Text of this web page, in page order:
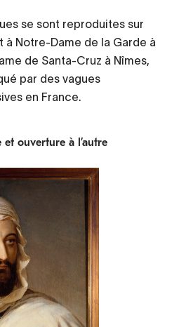
se sont reproduites sur
à Notre-Dame de la Garde à
de Santa-Cruz à Nîmes,
par des vagues
en France.
ouverture à l’autre